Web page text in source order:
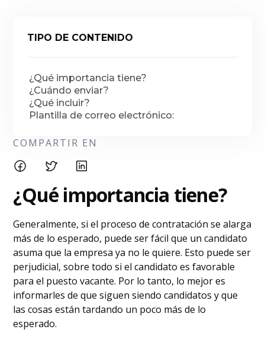
TIPO DE CONTENIDO
¿Qué importancia tiene?
¿Cuándo enviar?
¿Qué incluir?
Plantilla de correo electrónico:
COMPARTIR EN
¿Qué importancia tiene?
Generalmente, si el proceso de contratación se alarga
más de lo esperado, puede ser fácil que un candidato
asuma que la empresa ya no le quiere. Esto puede ser
perjudicial, sobre todo si el candidato es favorable
para el puesto vacante. Por lo tanto, lo mejor es
informarles de que siguen siendo candidatos y que
las cosas están tardando un poco más de lo
esperado.